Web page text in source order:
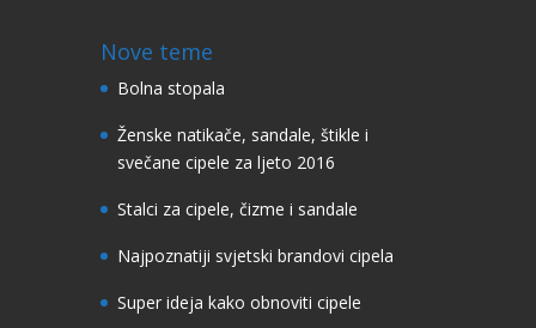
Nove teme
Bolna stopala
Ženske natikače, sandale, štikle i
svečane cipele za ljeto 2016
Stalci za cipele, čizme i sandale
Najpoznatiji svjetski brandovi cipela
Super ideja kako obnoviti cipele